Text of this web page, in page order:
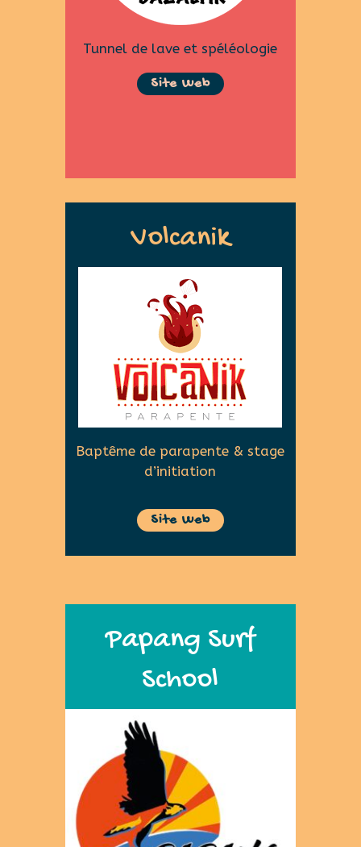
Tunnel de lave et spéléologie
Site Web
Volcanik
Baptême de parapente & stage
d’initiation
Site Web
Papang Surf
School